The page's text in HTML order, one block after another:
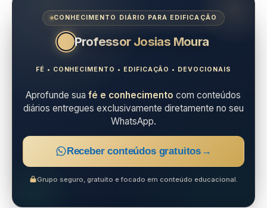
CONHECIMENTO DIÁRIO PARA EDIFICAÇÃO
Professor Josias Moura
FÉ • CONHECIMENTO • EDIFICAÇÃO • DEVOCIONAIS
Aprofunde suafé e conhecimento com conteúdos
diários entregues exclusivamente diretamente no seu
WhatsApp.
Receber conteúdos gratuitos →
Grupo seguro, gratuito e focado em conteúdo educacional.